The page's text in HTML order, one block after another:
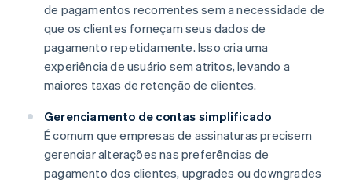
de pagamentos recorrentes sem a necessidade de
que os clientes forneçam seus dados de
pagamento repetidamente. Isso cria uma
experiência de usuário sem atritos, levando a
maiores taxas de retenção de clientes.
Gerenciamento de contas simplificado
É comum que empresas de assinaturas precisem
gerenciar alterações nas preferências de
pagamento dos clientes, upgrades ou downgrades